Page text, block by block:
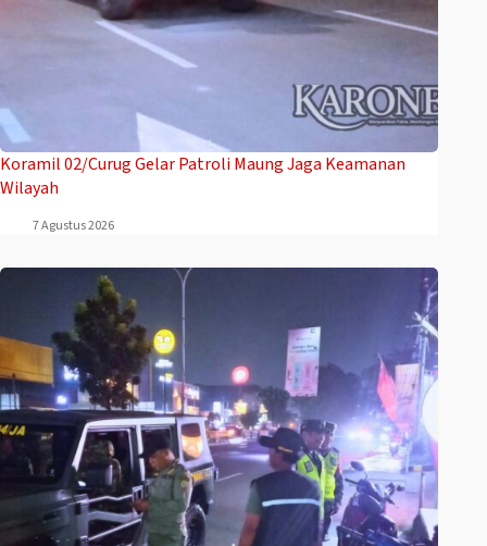
Koramil 02/Curug Gelar Patroli Maung Jaga Keamanan
Wilayah
7 Agustus 2026